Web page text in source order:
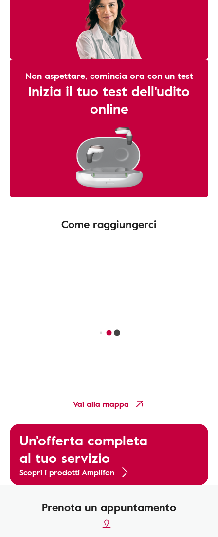
Non aspettare, comincia ora con un test
Inizia il tuo test dell'udito
online
Come raggiungerci
Vai alla mappa
Un'offerta completa
al tuo servizio
Scopri i prodotti Amplifon
Prenota un appuntamento